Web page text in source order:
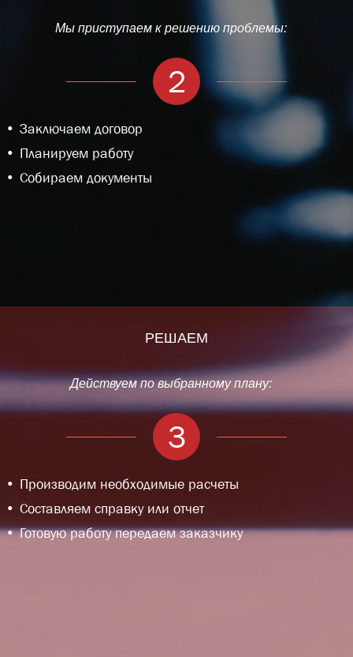
Мы приступаем к решению проблемы:
2
Заключаем договор
Планируем работу
Собираем документы
РЕШАЕМ
Действуем по выбранному плану:
3
Производим необходимые расчеты
Составляем справку или отчет
Готовую работу передаем заказчику